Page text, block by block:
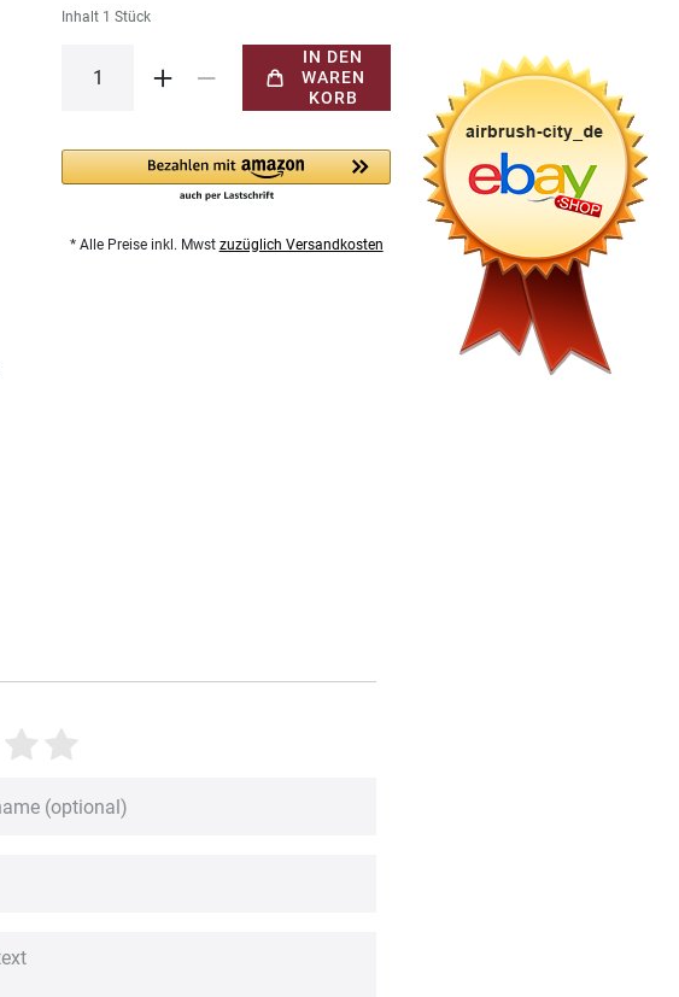
Inhalt 1Stück
IN DEN
WAREN
KORB
* Alle Preise inkl. Mwst zuzüglich Versandkosten